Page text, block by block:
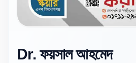
Dr. ফয়সাল আহমেদ